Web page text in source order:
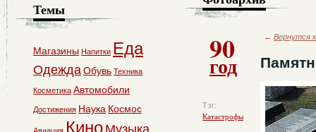
90
год
Тэг:
Катастрофы
← Вернутся
Темы
Магазины Напитки Еда
ОдеждаОбувь Техника
Косметика Автомобили
Достижения Наука Космос
Кино Музыка